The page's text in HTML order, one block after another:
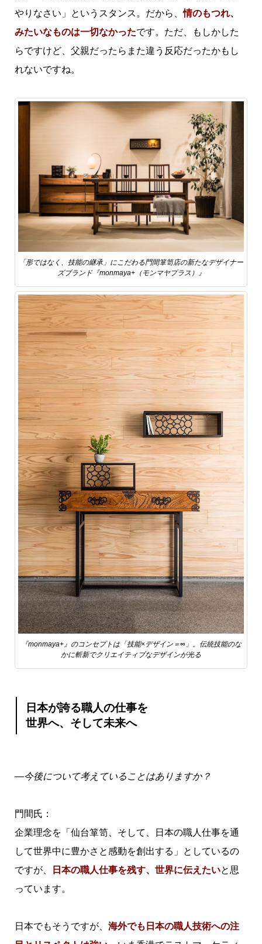
やりなさい」というスタンス。だから、情のもつれ、
みたいなものは一切なかったです。ただ、もしかした
らですけど、父親だったらまた違う反応だったかもし
れないですね。
「形ではなく、技能の継承」にこだわる門間箪笥店の新たなデザイナー
ズブランド『monmaya+（モンマヤプラス）』
『monmaya+』のコンセプトは「技能×デザイン＝∞」。伝統技能のな
かに斬新でクリエイティブなデザインが光る
日本が誇る職人の仕事を
世界へ、そして未来へ
―今後について考えていることはありますか？
門間氏：
企業理念を「仙台箪笥、そして、日本の職人仕事を通
して世界中に豊かさと感動を創出する」としているの
ですが、
日本の職人仕事を残す、世界に伝えたいと思
っています。
日本でもそうですが、 海外でも日本の職人技術への注